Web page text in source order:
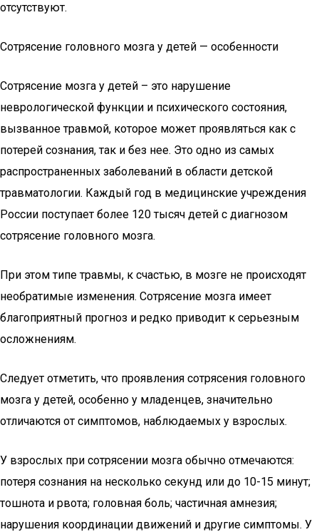
отсутствуют.
Сотрясение головного мозга у детей — особенности
Сотрясение мозга у детей – это нарушение
неврологической функции и психического состояния,
вызванное травмой, которое может проявляться как с
потерей сознания, так и без нее. Это одно из самых
распространенных заболеваний в области детской
травматологии. Каждый год в медицинские учреждения
России поступает более 120 тысяч детей с диагнозом
сотрясение головного мозга.
При этом типе травмы, к счастью, в мозге не происходят
необратимые изменения. Сотрясение мозга имеет
благоприятный прогноз и редко приводит к серьезным
осложнениям.
Следует отметить, что проявления сотрясения головного
мозга у детей, особенно у младенцев, значительно
отличаются от симптомов, наблюдаемых у взрослых.
У взрослых при сотрясении мозга обычно отмечаются:
потеря сознания на несколько секунд или до 10-15 минут;
тошнота и рвота; головная боль; частичная амнезия;
нарушения координации движений и другие симптомы. У